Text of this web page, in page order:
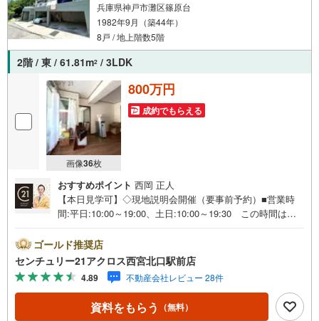
兵庫県神戸市灘区篠原台
1982年9月（築44年）
8戸 / 地上階数5階
2階 / 東 / 61.81m2 / 3LDK
画像36枚
800万円
成約でもらえる
おすすめポイント 西岡 正人
【本日見学可】◇現地説明会開催（要事前予約）■営業時
間:平日:10:00～19:00、土日:10:00～19:30 この時間はお
つき陽当たり眺望通風良好♪広々とした約27m2のルーフバ
ルコニー付き。駐車1台無料でカーライフも満喫できます。
一種低層の閑静な住宅街に立地。○センチュリー21アクロ
スグループの3つの特徴○■センチュリー21グループで28年
連続No.1（1997年～2024年兵庫地区仲介実績） 西宮・尼
崎・伊丹・宝塚にて8店舗展開中。阪神間での購入や売却は
ゴールド推奨店
センチュリー21アクロス西宮北口駅前店
4.89 不動産会社レビュー 28件
資料をもらう （無料）